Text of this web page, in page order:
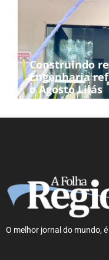
Construindo
Engenharia
o Agosto Lilás
O melhor jornal do mundo,